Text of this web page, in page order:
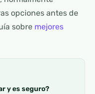
opciones antes de
sobre mejores
y es seguro?